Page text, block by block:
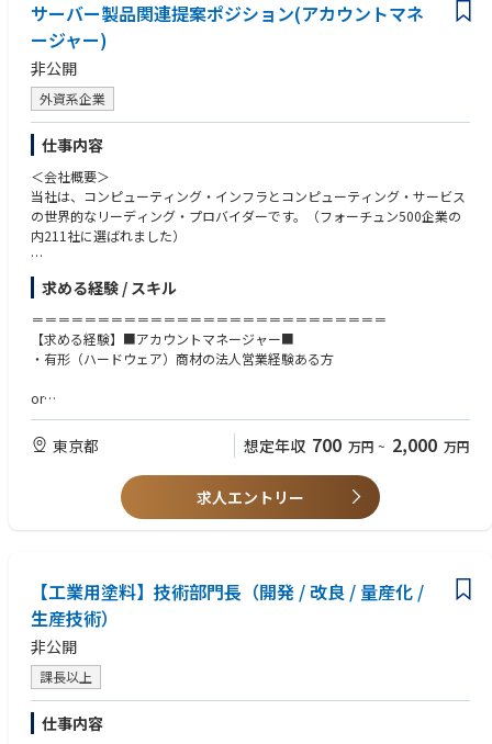
2. Solid basic knowledge of acoustic resonator (SAW/BAW) and semicon
ductor process manufacturing;
3. Possess full-process development experience in the simulation, design
and manufacturing of SAW, TC-SAW, BAW and other acoustic filters;
4. Long-term focus on acoustic filter research experience for 10 years plu
s;
5. Familiar with more than one kind of RFFE key block such as PA, LNA, R
F switch, etc.;
6. Proficient in using multi-physics simulation software and RF test equip
ment;
サーバー製品関連提案ポジション(アカウントマネ
ージャー)
非公開
外資系企業
仕事内容
＜会社概要＞
当社は、コンピューティング・インフラとコンピューティング・サービス
の世界的なリーディング・プロバイダーです。（フォーチュン500企業の
内211社に選ばれました）
＜主な業務内容・想定ポジション＞
日本市場における事業拡大に向け、サーバー製品をメインに、中長期的な
視点で顧客との関係構築を行い、ニーズの把握から最適なソリューション
提案、導入支援まで一貫して携わっていただきます。
います。
・アカウントマネージャー（もしくはプリセールス）：主要顧客のアカウ
ントマネジメントおよびビジネス拡大
日本市場は現在も順調に成長を続けており、事業拡大フェーズならではの
また、将来的なキャリアパスも多様で、営業・技術いずれの方向でも専門
性を高めていける点が大きな魅力です。
求める経験 / スキル
＝＝＝＝＝＝＝＝＝＝＝＝＝＝＝＝＝＝＝＝＝＝＝＝＝＝＝
【求める経験】■アカウントマネージャー■
・有形（ハードウェア）商材の法人営業経験ある方
or
【求める経験】■プリセールス■
・サーバー製品知識
・サーバー設定、操作の実務経験
・RHEL (RedHat 企業版）、VMware、HCIに関するスキル
＝＝＝＝＝＝＝＝＝＝＝＝＝＝＝＝＝＝＝＝＝＝＝＝＝＝＝
・IT、インターネット、キャリア通信関連業界、教育機関、大学関連もし
くは科学機関関連の人脈がある方は優遇
東京都 想定年収 700 万円 ~ 2,000 万円
求人エントリー
【工業用塗料】技術部門長（開発 / 改良 / 量産化 /
生産技術）
非公開
課長以上
仕事内容